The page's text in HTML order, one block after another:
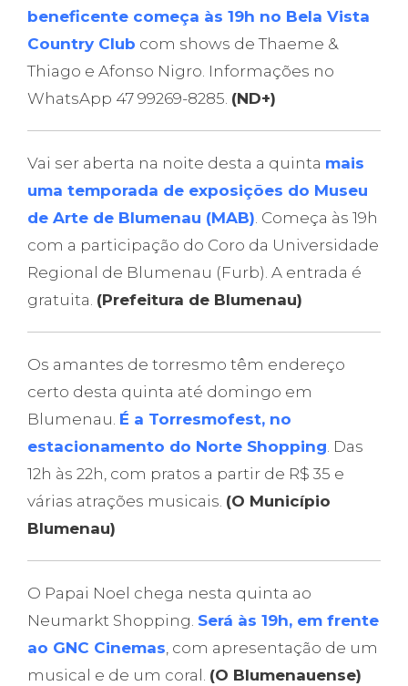
beneficente começa às 19h no Bela Vista
Country Club com shows de Thaeme &
Thiago e Afonso Nigro. Informações no
WhatsApp 47 99269-8285. (ND+)
Vai ser aberta na noite desta a quinta mais
uma temporada de exposições do Museu
de Arte de Blumenau (MAB). Começa às 19h
com a participação do Coro da Universidade
Regional de Blumenau (Furb). A entrada é
gratuita. (Prefeitura de Blumenau)
Os amantes de torresmo têm endereço
certo desta quinta até domingo em
Blumenau. É a Torresmofest, no
estacionamento do Norte Shopping. Das
12h às 22h, com pratos a partir de R$ 35 e
várias atrações musicais. (O Município
Blumenau)
O Papai Noel chega nesta quinta ao
Neumarkt Shopping. Será às 19h, em frente
ao GNC Cinemas, com apresentação de um
musical e de um coral. (O Blumenauense)